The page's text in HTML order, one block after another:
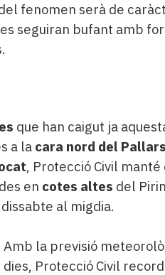
fenomen serà de
seguiran bufant amb
que han caigut ja
a la cara nord del Pallars
, Protecció Civil
en cotes altes del
al migdia.
Amb la previsió
dies, Protecció Civil